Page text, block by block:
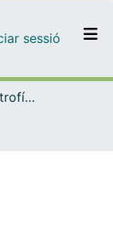
el DD
sessió (current)
Física Quàntica i Astrofísica